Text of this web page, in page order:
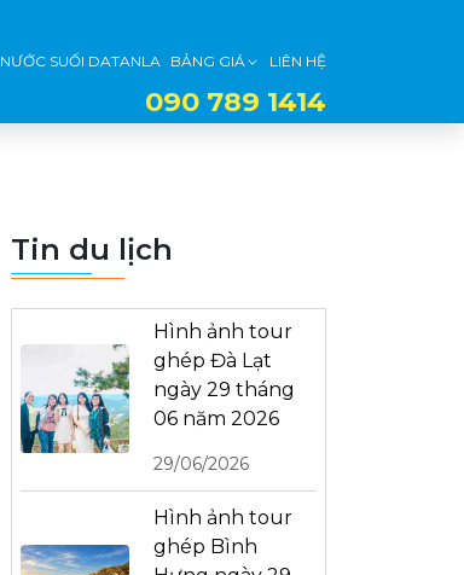
NƯỚC SUỐI DATANLA BẢNG GIÁ LIÊN HỆ
090 789 1414
Tin du lịch
Hình ảnh tour
ghép Đà Lạt
ngày 29 tháng
06 năm 2026
29/06/2026
Hình ảnh tour
ghép Bình